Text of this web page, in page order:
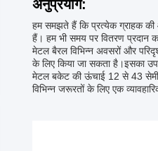
अनुप्रयोग:
हम समझते हैं कि प्रत्येक ग्राहक
हैं। हम भी समय पर वितरण प्रदान
मेटल बैरल विभिन्न अवसरों और
के लिए किया जा सकता है।इसका
मेटल बकेट की ऊंचाई 12 से 43 सेमी
विभिन्न जरूरतों के लिए एक